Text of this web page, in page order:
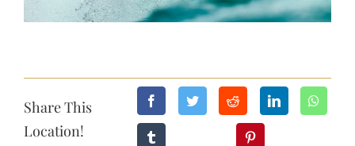
Share This
Location!